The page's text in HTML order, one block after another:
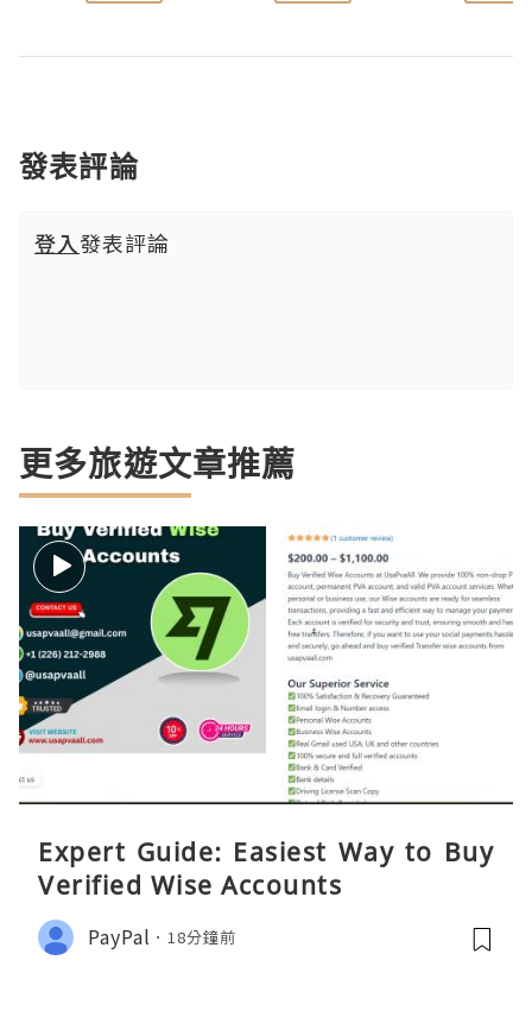
發表評論
登入發表評論
更多旅遊文章推薦
Expert Guide: Easiest Way to Buy
Verified Wise Accounts
PayPal 18分鐘前